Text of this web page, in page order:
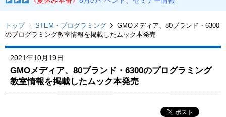
トップ STEM・プログラミング
GMOメディア、80ブランド・6300
のプログラミング教室情報を掲載したムック本発売
2021年10月19日
GMOメディア、80ブランド・6300のプログラミング
教室情報を掲載したムック本発売